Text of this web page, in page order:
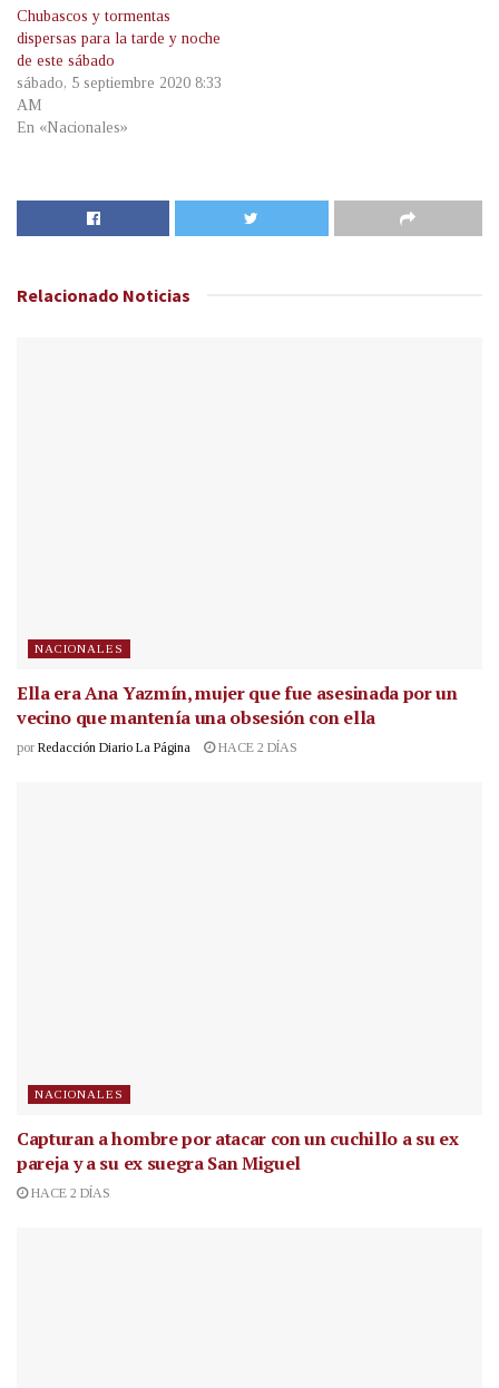
Chubascos y tormentas
dispersas para la tarde y noche
de este sábado
sábado, 5 septiembre 2020 8:33
AM
En «Nacionales»
Relacionado Noticias
NACIONALES
Ella era Ana Yazmín, mujer que fue asesinada por un
vecino que mantenía una obsesión con ella
por Redacción Diario La Página HACE 2 DÍAS
NACIONALES
Capturan a hombre por atacar con un cuchillo a su ex
pareja y a su ex suegra San Miguel
HACE 2 DÍAS